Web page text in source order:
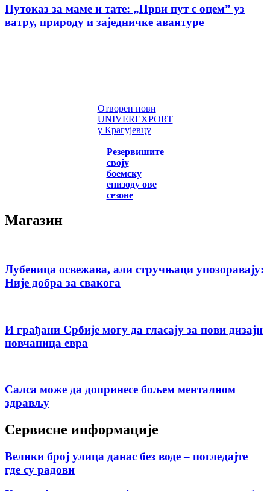
Путоказ за маме и тате: „Први пут с оцемˮ уз
ватру, природу и заједничке авантуре
Отворен нови
UNIVEREXPORT
у Крагујевцу
Резервишите
своју
боемску
епизоду ове
сезоне
Магазин
Лубеница освежава, али стручњаци упозоравају:
Није добра за свакога
И грађани Србије могу да гласају за нови дизајн
новчаница евра
Салса може да допринесе бољем менталном
здрављу
Сервисне информације
Велики број улица данас без воде – погледајте
где су радови